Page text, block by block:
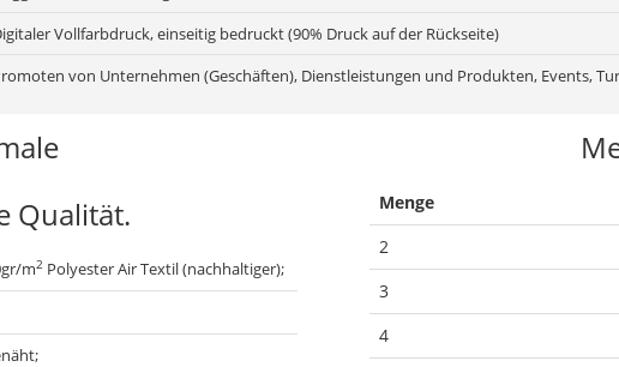
Vollfarbdruck, einseitig bedruckt (90% Druck auf der Rückseite)
von Unternehmen (Geschäften), Dienstleistungen und Produkten, Events,
Qualität.
m2 Polyester Air Textil (nachhaltiger);
Menge
2
3
4